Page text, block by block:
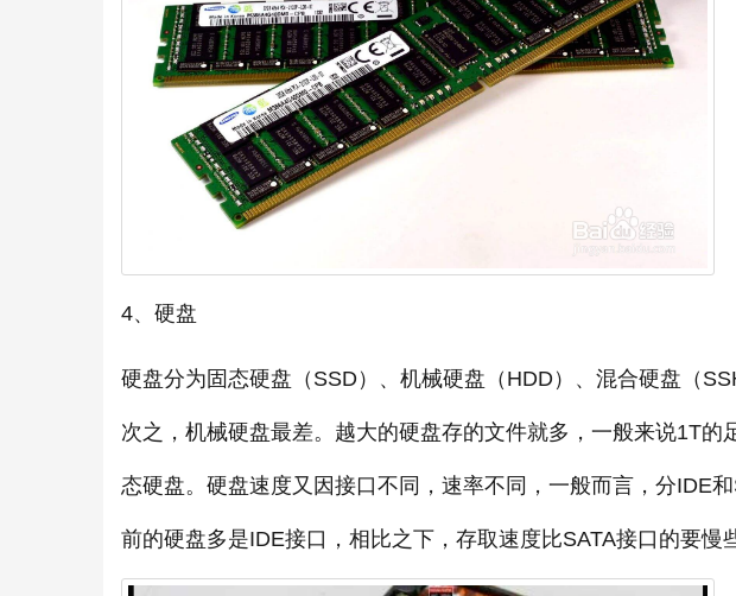
4、硬盘
硬盘分为固态硬盘（SSD）、机械硬盘（HDD）、混合硬盘（
次之，机械硬盘最差。越大的硬盘存的文件就多，一般来说1T
态硬盘。硬盘速度又因接口不同，速率不同，一般而言，分IDE
前的硬盘多是IDE接口，相比之下，存取速度比SATA接口的要慢